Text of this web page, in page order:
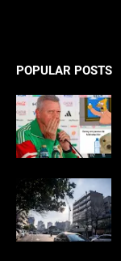
POPULAR POSTS